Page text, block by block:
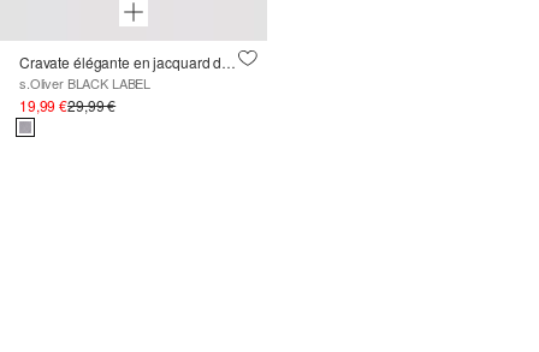
Cravate élégante en jacquard de soie mélangée
s.Oliver BLACK LABEL
19,99 €29,99 €